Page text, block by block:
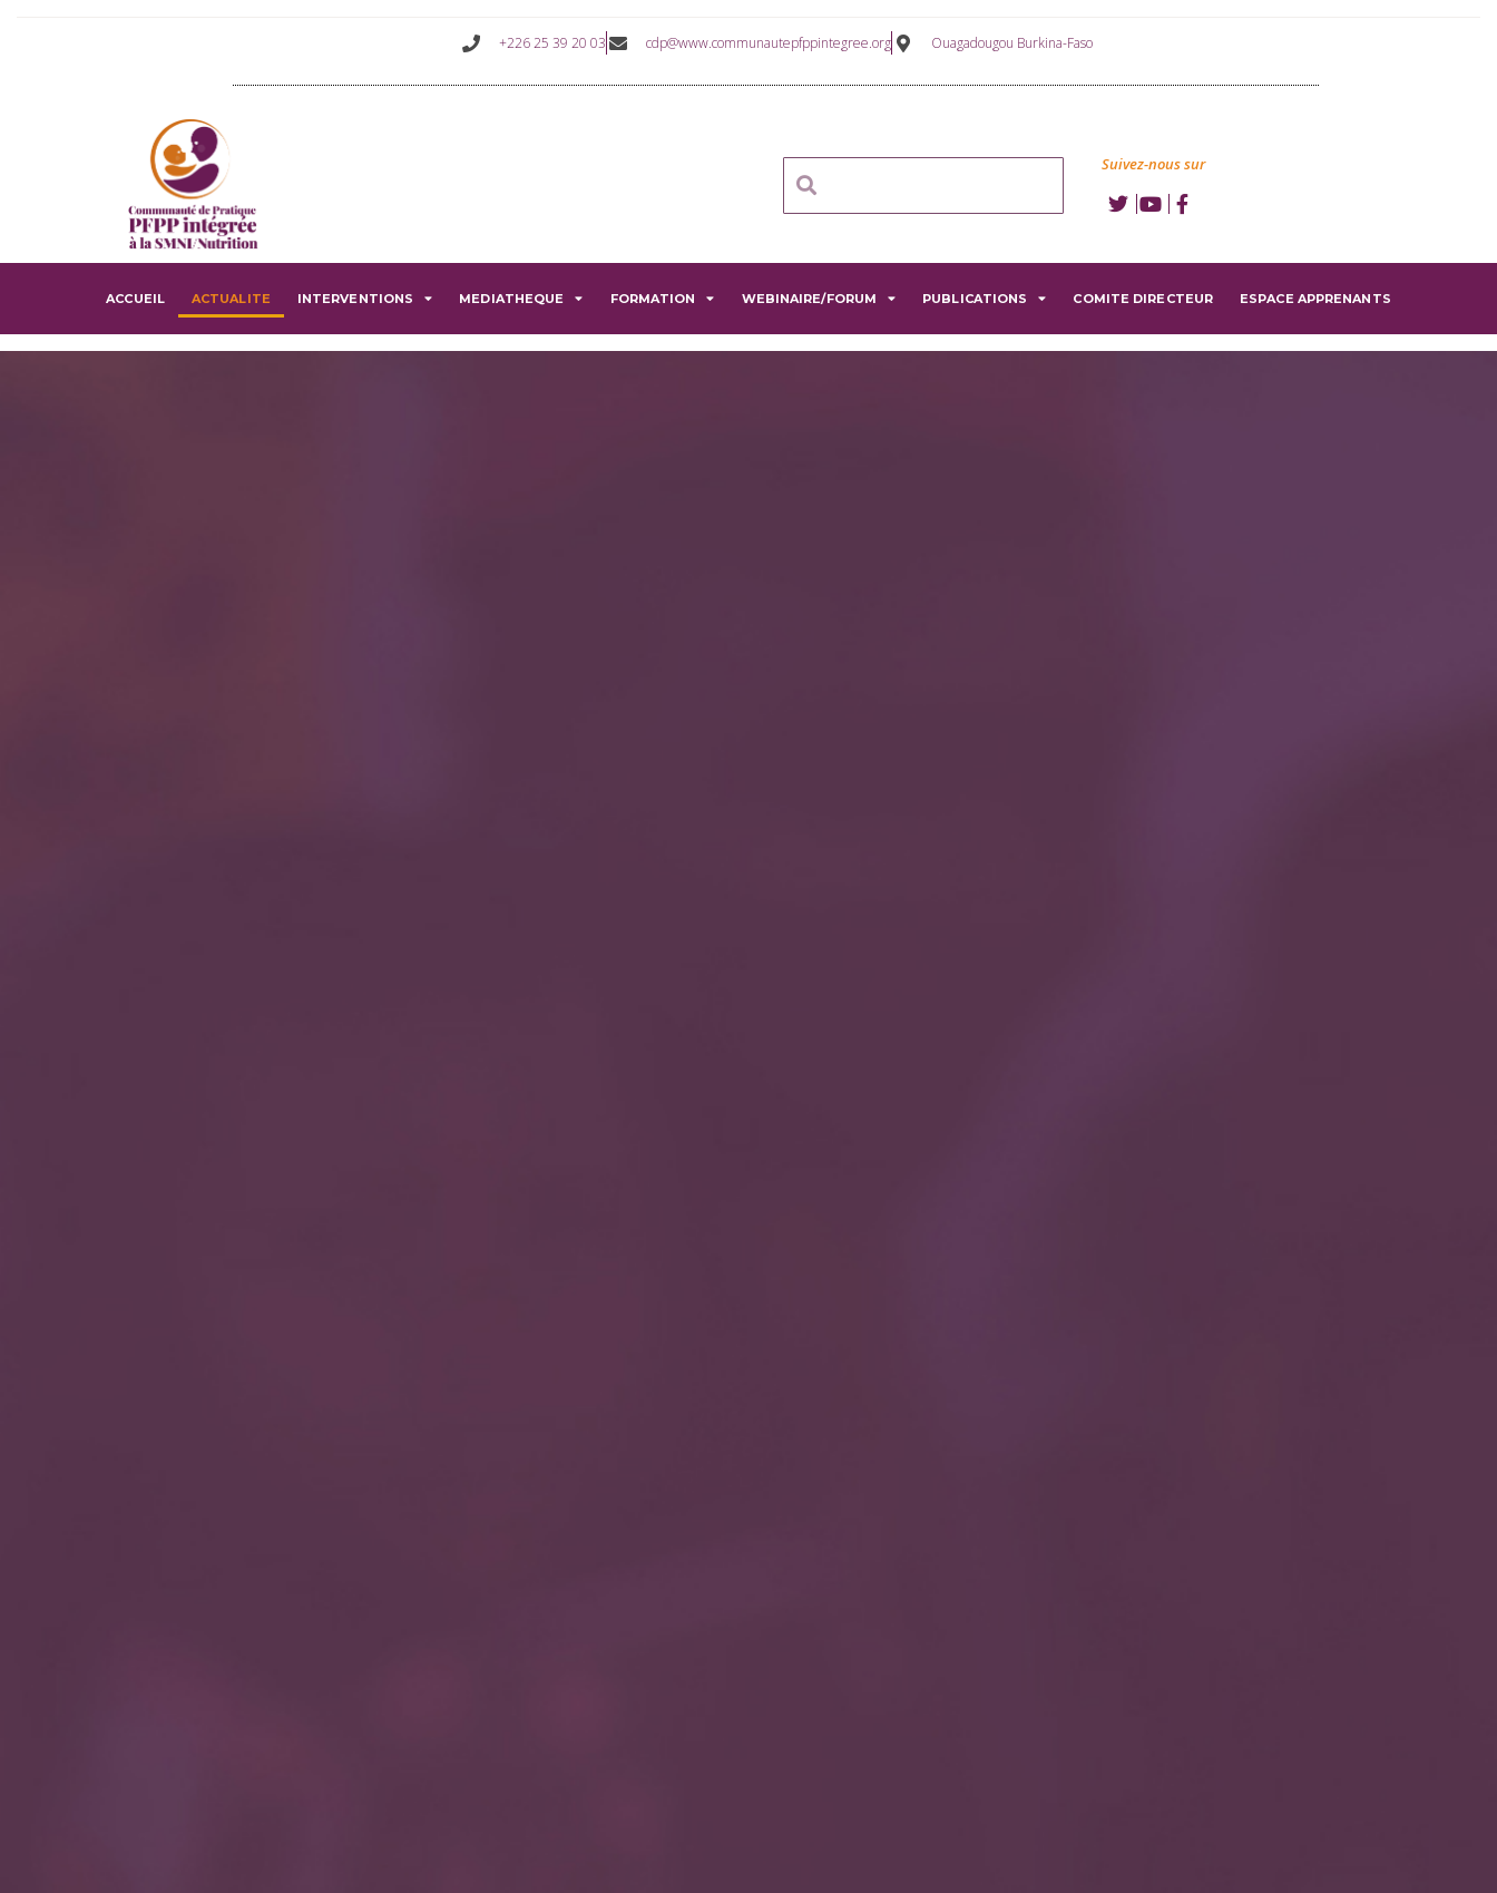
+226 25 39 20 03 cdp@www.communautepfppintegree.org Ouagadougou Burkina-Faso
Suivez-nous sur
ACCUEIL ACTUALITE INTERVENTIONS MEDIATHEQUE FORMATION WEBINAIRE/FORUM PUBLICATIONS COMITE DIRECTEUR ESPACE APPRENANTS